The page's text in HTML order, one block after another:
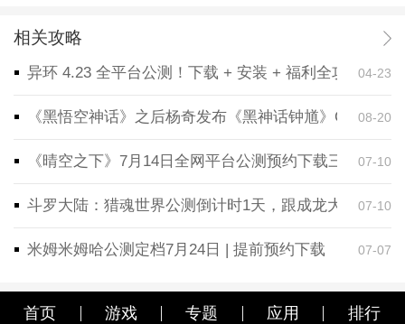
相关攻略
异环 4.23 全平台公测！下载 + 安装 + 福利全攻略，一
04-23
《黑悟空神话》之后杨奇发布《黑神话钟馗》CG！预
08-20
《晴空之下》7月14日全网平台公测预约下载三端同步
07-10
斗罗大陆：猎魂世界公测倒计时1天，跟成龙大哥一起
07-10
米姆米姆哈公测定档7月24日 | 提前预约下载 07-07
首页 游戏 专题 应用 排行